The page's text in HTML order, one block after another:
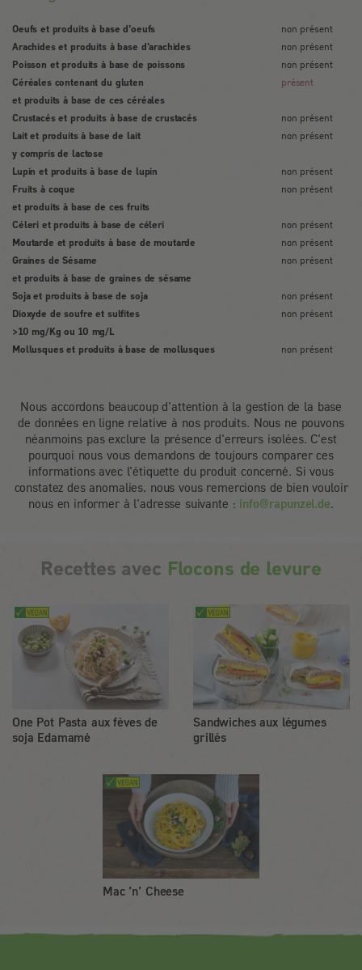
Oeufs et produits à base d'oeufs
non présent
Arachides et produits à base d'arachides
non présent
Poisson et produits à base de poissons
non présent
Céréales contenant du gluten
et produits à base de ces céréales
présent
Crustacés et produits à base de crustacés
non présent
Lait et produits à base de lait
y compris de lactose
non présent
Lupin et produits à base de lupin
non présent
Fruits à coque
et produits à base de ces fruits
non présent
Céleri et produits à base de céleri
non présent
Moutarde et produits à base de moutarde
non présent
Graines de Sésame
et produits à base de graines de sésame
non présent
Soja et produits à base de soja
non présent
Dioxyde de soufre et sulfites
>10 mg/Kg ou 10 mg/L
non présent
Mollusques et produits à base de mollusques non présent
Nous accordons beaucoup d'attention à la gestion de la base
de données en ligne relative à nos produits. Nous ne pouvons
néanmoins pas exclure la présence d'erreurs isolées. C'est
pourquoi nous vous demandons de toujours comparer ces
informations avec l'étiquette du produit concerné. Si vous
constatez des anomalies, nous vous remercions de bien vouloir
nous en informer à l'adresse suivante : info@rapunzel.de.
Recettes avec Flocons de levure
One Pot Pasta aux fèves de
soja Edamamé
Sandwiches aux légumes
grillés
Mac ’n’ Cheese